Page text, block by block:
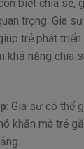
biết chia sẻ,
trọng. Gia
trẻ phát
khả năng chia
: Gia sư có thể
khăn mà trẻ